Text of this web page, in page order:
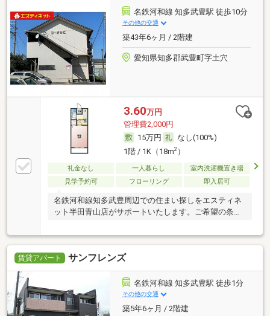
名鉄河和線 知多武豊駅 徒歩10分
その他の交通
築43年6ヶ月 / 2階建
愛知県知多郡武豊町字土穴
3.60万円
管理費2,000円
15万円
なし(100%)
1階 / 1K（18m2）
礼金なし 一人暮らし
室内洗濯機置き場
見学予約可
フローリング 即入居可
名鉄河和線知多武豊周辺での住まい探しをエスティネ
ット半田青山店がサポートいたします。ご希望の条件
賃貸アパート サンフレンズ
名鉄河和線 知多武豊駅 徒歩1分
その他の交通
築5年6ヶ月 / 2階建